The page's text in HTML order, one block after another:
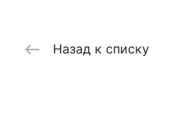
Назад к списку